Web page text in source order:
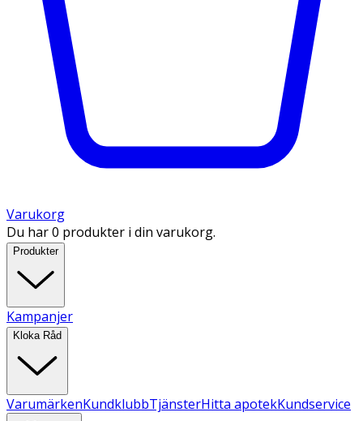
Varukorg
Du har 0 produkter i din varukorg.
Produkter
Kampanjer
Kloka Råd
VarumärkenKundklubbTjänsterHitta apotekKundservice